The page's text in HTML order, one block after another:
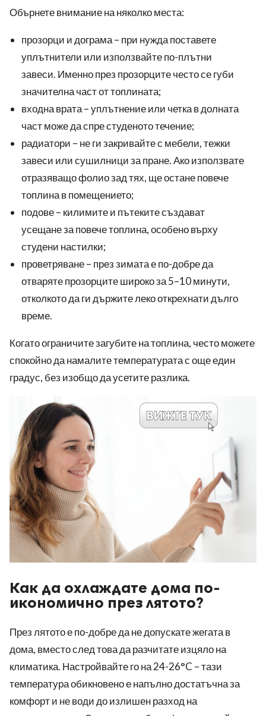
Обърнете внимание на няколко места:
прозорци и дограма – при нужда поставете
уплътнители или използвайте по-плътни
завеси. Именно през прозорците често се губи
значителна част от топлината;
входна врата – уплътнение или четка в долната
част може да спре студеното течение;
радиатори – не ги закривайте с мебели, тежки
завеси или сушилници за пране. Ако използвате
отразяващо фолио зад тях, ще остане повече
топлина в помещението;
подове – килимите и пътеките създават
усещане за повече топлина, особено върху
студени настилки;
проветряване – през зимата е по-добре да
отваряте прозорците широко за 5–10 минути,
отколкото да ги държите леко открехнати дълго
време.
Когато ограничите загубите на топлина, често можете
спокойно да намалите температурата с още един
градус, без изобщо да усетите разлика.
Как да охлаждате дома по-
икономично през лятото?
През лятото е по-добре да не допускате жегата в
дома, вместо след това да разчитате изцяло на
климатика. Настройвайте го на 24-26°C – тази
температура обикновено е напълно достатъчна за
комфорт и не води до излишен разход на